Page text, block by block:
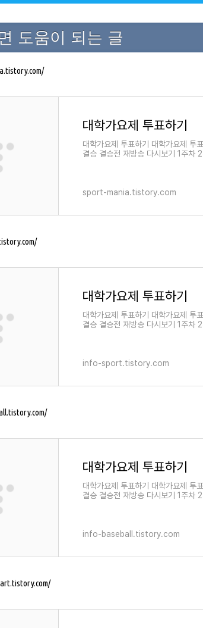
도움이 되는 글
대학가요제 투표하기
대학가요제 투표하기 대학가요제 투
결승 결승전 재방송 다시보기 1주
sport-mania.tistory.com
대학가요제 투표하기
대학가요제 투표하기 대학가요제 투
결승 결승전 재방송 다시보기 1주
info-sport.tistory.com
대학가요제 투표하기
대학가요제 투표하기 대학가요제 투
결승 결승전 재방송 다시보기 1주
info-baseball.tistory.com